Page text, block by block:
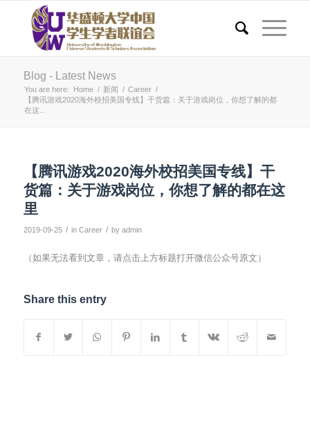
Blog - Latest News
You are here: Home / 新闻 / Career /
【腾讯游戏2020海外校招美国专线】干货篇：关于游戏岗位，你想了解的都
在这...
【腾讯游戏2020海外校招美国专线】干
货篇：关于游戏岗位，你想了解的都在这
里
2019-09-25 / in Career / by admin
（如果无法看到文章，请点击上方标题打开微信公众号原文）
Share this entry